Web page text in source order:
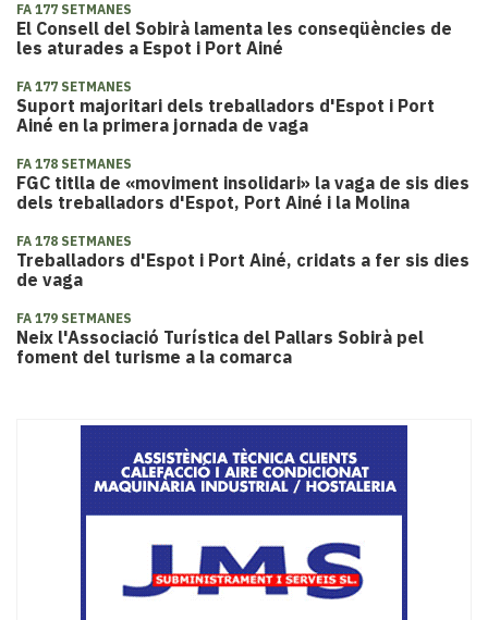
FA 177 SETMANES
El Consell del Sobirà lamenta les conseqüències de
les aturades a Espot i Port Ainé
FA 177 SETMANES
Suport majoritari dels treballadors d'Espot i Port
Ainé en la primera jornada de vaga
FA 178 SETMANES
FGC titlla de «moviment insolidari» la vaga de sis dies
dels treballadors d'Espot, Port Ainé i la Molina
FA 178 SETMANES
​Treballadors d'Espot i Port Ainé, cridats a fer sis dies
de vaga
FA 179 SETMANES
Neix l'Associació Turística del Pallars Sobirà pel
foment del turisme a la comarca